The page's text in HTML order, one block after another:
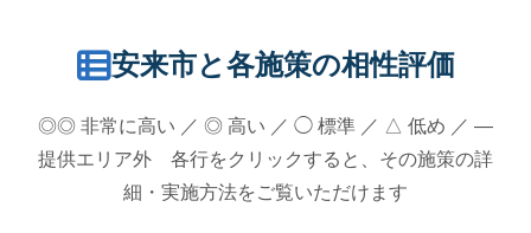
安来市と各施策の相性評価
◎◎ 非常に高い ／ ◎ 高い ／ ◯ 標準 ／ △ 低め ／ —
提供エリア外 各行をクリックすると、その施策の詳
細・実施方法をご覧いただけます